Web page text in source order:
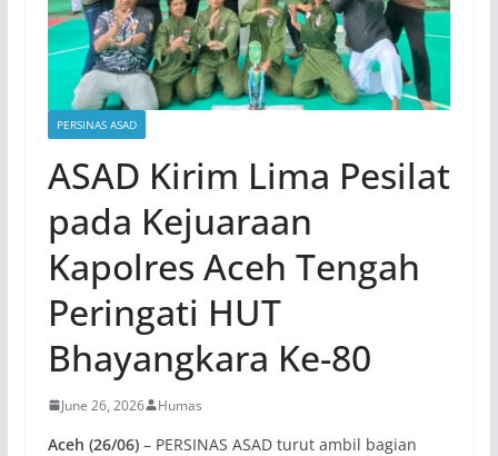
PERSINAS ASAD
ASAD Kirim Lima Pesilat
pada Kejuaraan
Kapolres Aceh Tengah
Peringati HUT
Bhayangkara Ke-80
June 26, 2026 Humas
Aceh (26/06)– PERSINAS ASAD turut ambil bagian